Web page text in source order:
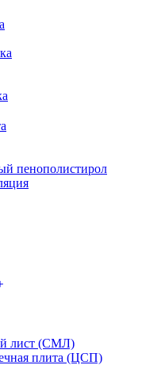
пенополистирол
лист (СМЛ)
плита (ЦСП)